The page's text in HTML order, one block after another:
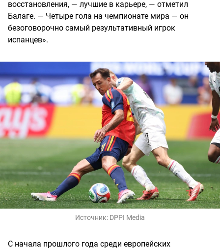
восстановления, — лучшие в карьере, — отметил
Балаге. — Четыре гола на чемпионате мира — он
безоговорочно самый результативный игрок
испанцев».
Источник: DPPI Media
С начала прошлого года среди европейских